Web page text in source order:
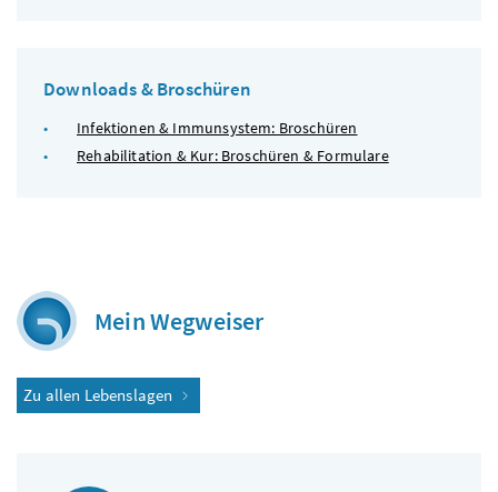
Downloads & Broschüren
Infektionen & Immunsystem: Broschüren
Rehabilitation & Kur: Broschüren & Formulare
Mein Wegweiser
Zu allen Lebenslagen